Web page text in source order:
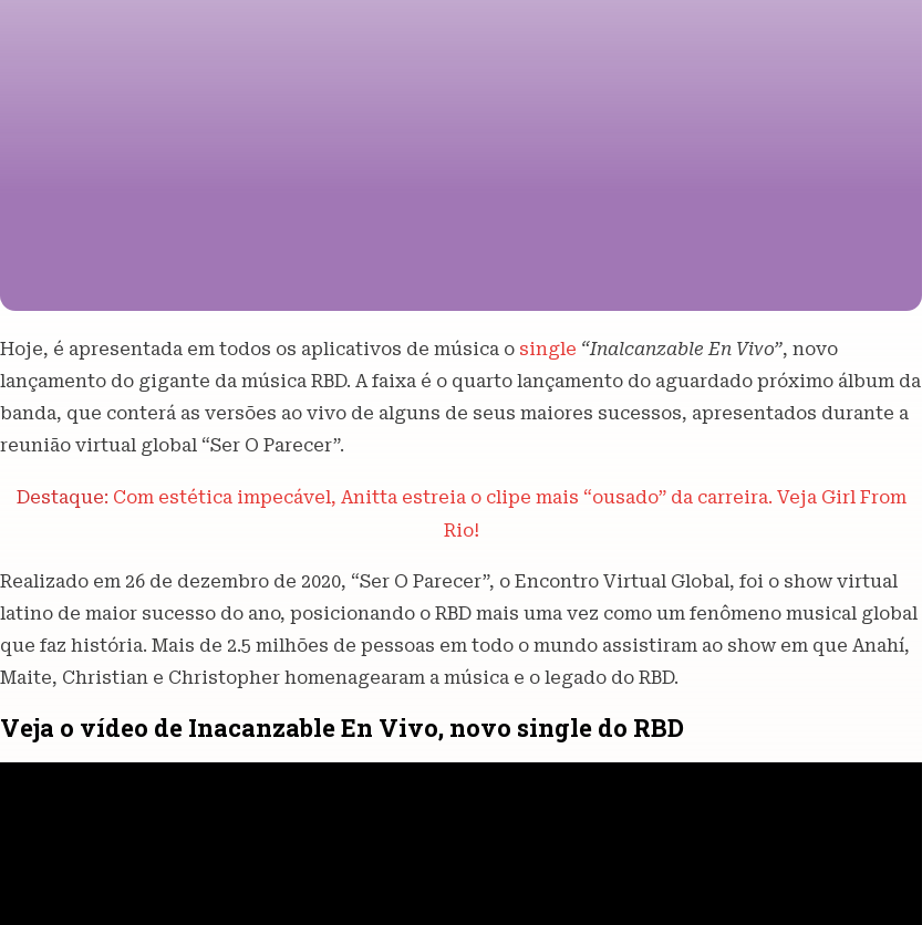
Hoje, é apresentada em todos os aplicativos de música o single “Inalcanzable En Vivo”, novo
lançamento do gigante da música RBD. A faixa é o quarto lançamento do aguardado próximo álbum da
banda, que conterá as versões ao vivo de alguns de seus maiores sucessos, apresentados durante a
reunião virtual global “Ser O Parecer”.
Destaque: Com estética impecável, Anitta estreia o clipe mais “ousado” da carreira. Veja Girl From
Rio!
Realizado em 26 de dezembro de 2020, “Ser O Parecer”, o Encontro Virtual Global, foi o show virtual
latino de maior sucesso do ano, posicionando o RBD mais uma vez como um fenômeno musical global
que faz história. Mais de 2.5 milhões de pessoas em todo o mundo assistiram ao show em que Anahí,
Maite, Christian e Christopher homenagearam a música e o legado do RBD.
Veja o vídeo de Inacanzable En Vivo, novo single do RBD